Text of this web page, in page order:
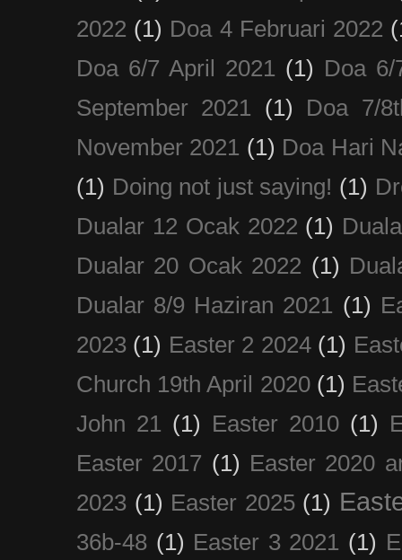
2022 (1) Doa 4 Februari 2022
Doa 6/7 April 2021 (1) Doa
September 2021
(1)
Doa 7/
November 2021 (1) Doa Hari
(1) Doing not just saying! (1)
Dualar 12 Ocak 2022 (1)
Dualar 20 Ocak 2022 (1)
Dualar 8/9 Haziran 2021 (1)
2023 (1) Easter 2 2024 (1)
Church 19th April 2020 (1)
John 21 (1) Easter 2010 (1)
Easter 2017 (1) Easter 2020
2023 (1) Easter 2025 (1)
36b-48 (1) Easter 3 2021 (1)